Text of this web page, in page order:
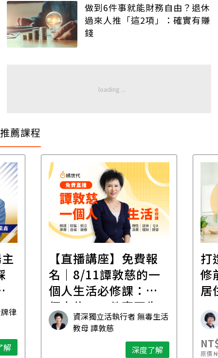
做到6件事就能財務自由？退休
過來人推「這2項」：確實有賺
錢
推薦課程
活
解
打造安心住的家｜裝
修前必懂！住到老的
居住規劃全攻略
林黛羚
深度了解
遺
財
產
原價